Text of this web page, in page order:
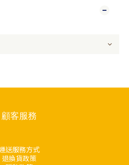
顧客服務
送服務方式
退換貨政策